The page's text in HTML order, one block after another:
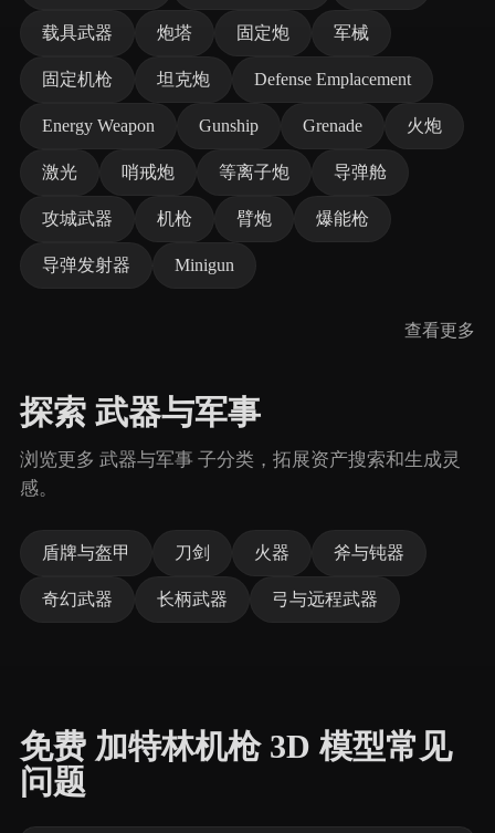
载具武器 炮塔 固定炮 军械
固定机枪 坦克炮 Defense Emplacement
Energy Weapon Gunship Grenade 火炮
激光 哨戒炮 等离子炮 导弹舱
攻城武器 机枪 臂炮 爆能枪
导弹发射器 Minigun
查看更多
探索 武器与军事
浏览更多 武器与军事 子分类，拓展资产搜索和生成灵
感。
盾牌与盔甲 刀剑 火器 斧与钝器
奇幻武器 长柄武器 弓与远程武器
免费 加特林机枪 3D 模型常见
问题